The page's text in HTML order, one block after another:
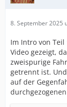
8. September 2025
Im Intro von
Video gezeigt,
zweispurige
getrennt ist.
auf der